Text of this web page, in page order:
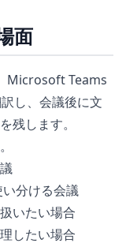
面
Microsoft Teams
し、会議後に文
残します。
分ける会議
いたい場合
したい場合